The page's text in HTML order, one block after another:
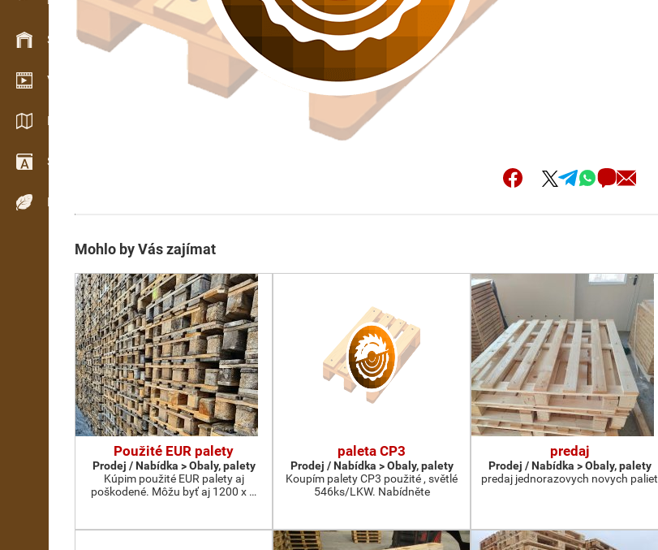
Skladové hospodářství
Video showroom
Katalogy / Brožury
Slovník
Dřeviny
Mohlo by Vás zajímat
Použité EUR palety
Prodej / Nabídka > Obaly, palety
Kúpim použité EUR palety aj
poškodené. Môžu byť aj 1200 x …
paleta CP3
Prodej / Nabídka > Obaly, palety
Koupím palety CP3 použité , světlé
546ks/LKW. Nabídněte
predaj
Prodej / Nabídka > Obaly, palety
predaj jednorazovych novych paliet